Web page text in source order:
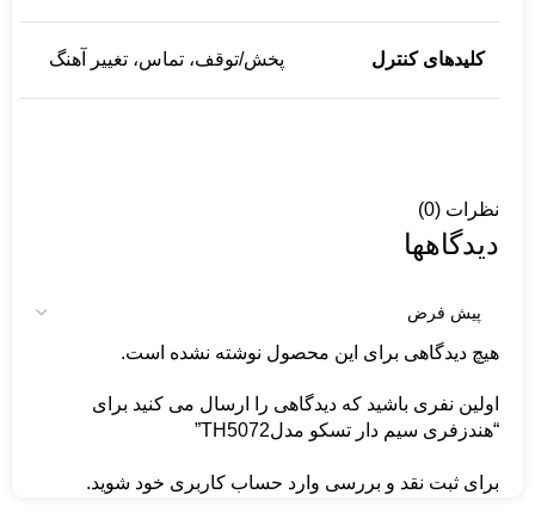
کلیدهای کنترل پخش/توقف، تماس، تغییر آهنگ
نظرات (0)
دیدگاهها
هیچ دیدگاهی برای این محصول نوشته نشده است.
اولین نفری باشید که دیدگاهی را ارسال می کنید برای
“هندزفری سیم دار تسکو مدلTH5072”
برای ثبت نقد و بررسی وارد حساب کاربری خود شوید.